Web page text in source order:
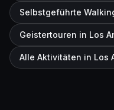
Selbstgeführte
Geistertouren in Los
Alle Aktivitäten in Los